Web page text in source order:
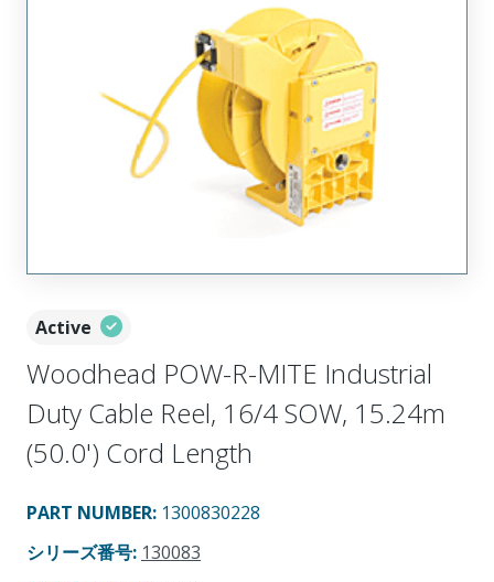
Active
Woodhead POW-R-MITE Industrial
Duty Cable Reel, 16/4 SOW, 15.24m
(50.0') Cord Length
PART NUMBER: 1300830228
シリーズ番号: 130083